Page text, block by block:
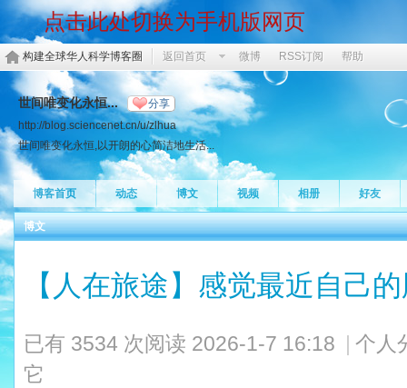
点击此处切换为手机版网页
构建全球华人科学博客圈 返回首页 微博 RSS订阅 帮助
世间唯变化永恒... 分享
http://blog.sciencenet.cn/u/zlhua
世间唯变化永恒,以开朗的心简洁地生活...
博客首页 动态 博文 视频 相册 好友
博文
【人在旅途】感觉最近自己
已有 3534 次阅读 2026-1-7 16:18
个人
它